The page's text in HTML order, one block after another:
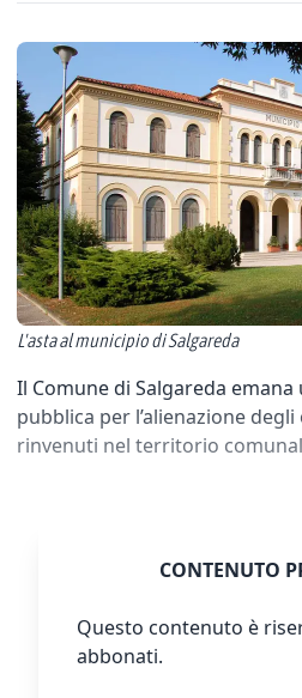
L'asta al municipio di Salgareda
Il Comune di Salgareda emana
pubblica per l’alienazione
rinvenuti nel territorio
CONTENUTO
Questo contenuto è
abbonati.